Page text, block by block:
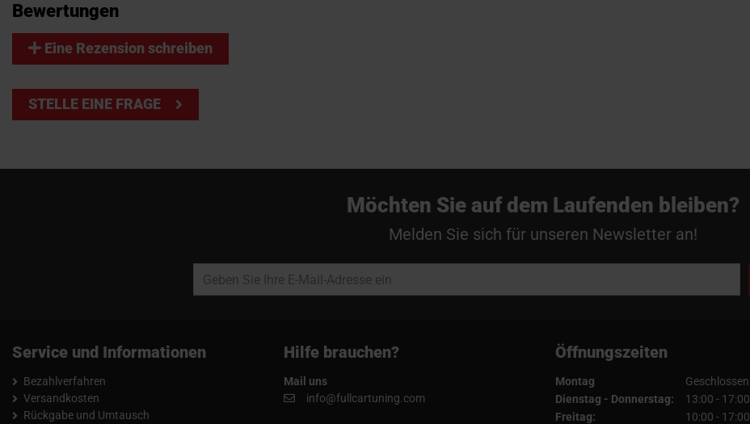
Bewertungen
Eine Rezension schreiben
STELLE EINE FRAGE
Möchten Sie auf dem Laufenden bleiben?
Melden Sie sich für unseren Newsletter an!
Hilfe brauchen?
Mail uns
info@fullcartuning.com
Service und Informationen
Bezahlverfahren
Versandkosten
Rückgabe und Umtausch
Öffnungszeiten
Montag
Geschlossen
Dienstag - Donnerstag:
13:00 - 17:00
Freitag:
10:00 - 17:00